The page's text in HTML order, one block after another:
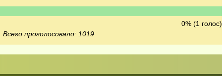
0% (1 голос)
Всего проголосовало: 1019